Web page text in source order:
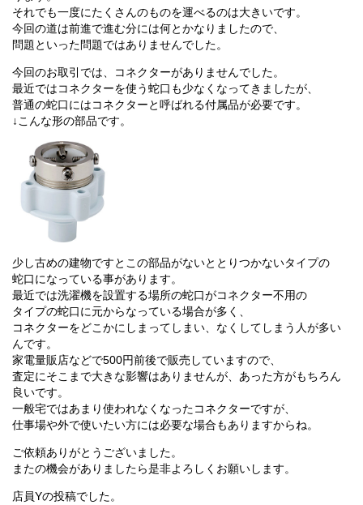
それでも一度にたくさんのものを運べるのは大きいです。
今回の道は前進で進む分には何とかなりましたので、
問題といった問題ではありませんでした。
今回のお取引では、コネクターがありませんでした。
最近ではコネクターを使う蛇口も少なくなってきましたが、
普通の蛇口にはコネクターと呼ばれる付属品が必要です。
↓こんな形の部品です。
少し古めの建物ですとこの部品がないととりつかないタイプの
蛇口になっている事があります。
最近では洗濯機を設置する場所の蛇口がコネクター不用の
タイプの蛇口に元からなっている場合が多く、
コネクターをどこかにしまってしまい、なくしてしまう人が多い
んです。
家電量販店などで500円前後で販売していますので、
査定にそこまで大きな影響はありませんが、あった方がもちろん
良いです。
一般宅ではあまり使われなくなったコネクターですが、
仕事場や外で使いたい方には必要な場合もありますからね。
ご依頼ありがとうございました。
またの機会がありましたら是非よろしくお願いします。
店員Yの投稿でした。